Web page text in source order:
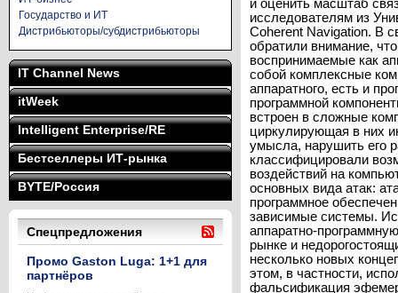
Государство и ИТ
Дистрибьюторы/субдистрибьюторы
IT Channel News
itWeek
Intelligent Enterprise/RE
Бестселлеры ИТ-рынка
BYTE/Россия
Спецпредложения
Промо Gaston Luga: 1+1 для
партнёров
и оценить масштаб
исследователям из
Coherent Navigation. В
обратили внимание,
воспринимаемые как
собой комплексные
аппаратного, есть и
программной
встроен в сложные
циркулирующая в них
умысла, нарушить его
классифицировали
воздействий на
основных вида атак:
программное
зависимые системы.
аппаратно-
рынке и
несколько новых
этом, в частности,
фальсификация